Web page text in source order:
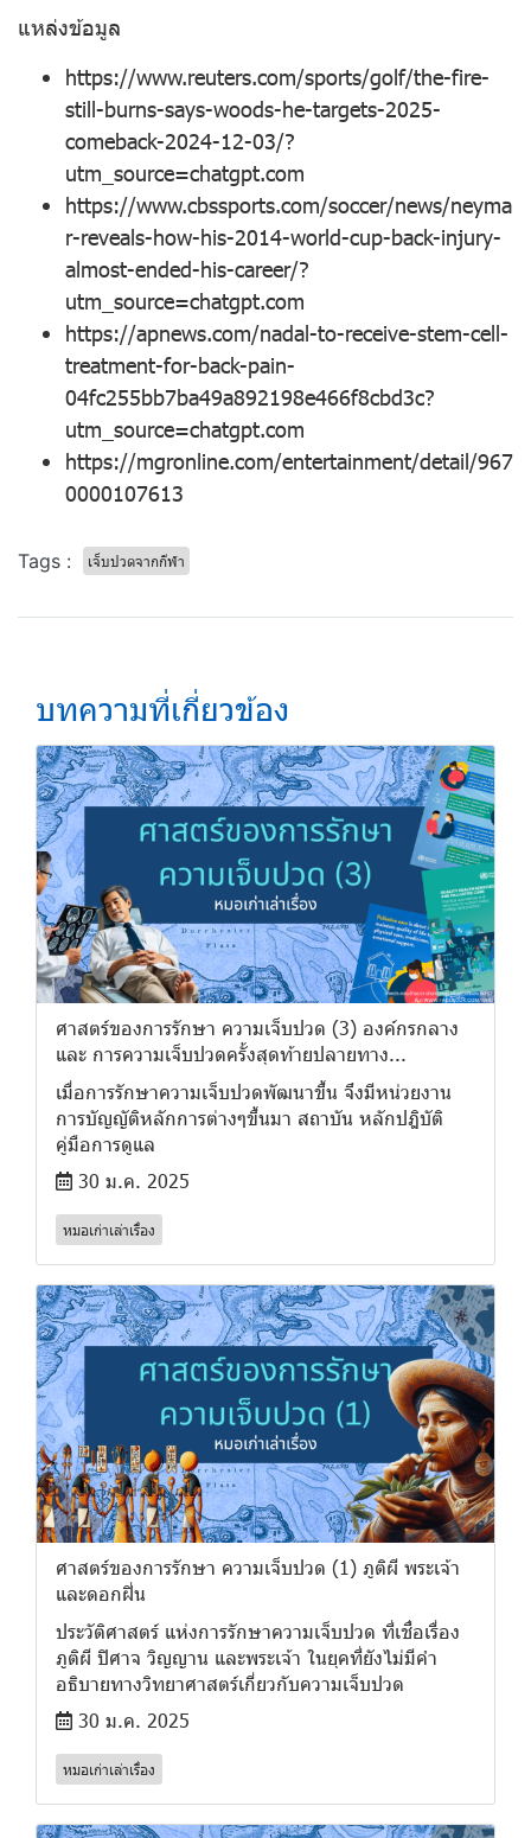
แหล่งข้อมูล
https://www.reuters.com/sports/golf/the-fire-
still-burns-says-woods-he-targets-2025-
comeback-2024-12-03/?
utm_source=chatgpt.com
https://www.cbssports.com/soccer/news/neyma
r-reveals-how-his-2014-world-cup-back-injury-
almost-ended-his-career/?
utm_source=chatgpt.com
https://apnews.com/nadal-to-receive-stem-cell-
treatment-for-back-pain-
04fc255bb7ba49a892198e466f8cbd3c?
utm_source=chatgpt.com
https://mgronline.com/entertainment/detail/967
0000107613
Tags : เจ็บปวดจากกีฬา
บทความที่เกี่ยวข้อง
ศาสตร์ของการรักษา ความเจ็บปวด (3) องค์กรกลาง
และ การความเจ็บปวดครั้งสุดท้ายปลายทาง...
เมื่อการรักษาความเจ็บปวดพัฒนาขึ้น จึงมีหน่วยงาน
การบัญญัติหลักการต่างๆขึ้นมา สถาบัน หลักปฎิบัติ
คู่มือการดูแล
30 ม.ค. 2025
หมอเก่าเล่าเรื่อง
ศาสตร์ของการรักษา ความเจ็บปวด (1) ภูติผี พระเจ้า
และดอกฝิ่น
ประวัติศาสตร์ แห่งการรักษาความเจ็บปวด ที่เชื่อเรื่อง
ภูติผี ปิศาจ วิญญาน และพระเจ้า ในยุคที่ยังไม่มีคำ
อธิบายทางวิทยาศาสตร์เกี่ยวกับความเจ็บปวด
30 ม.ค. 2025
หมอเก่าเล่าเรื่อง